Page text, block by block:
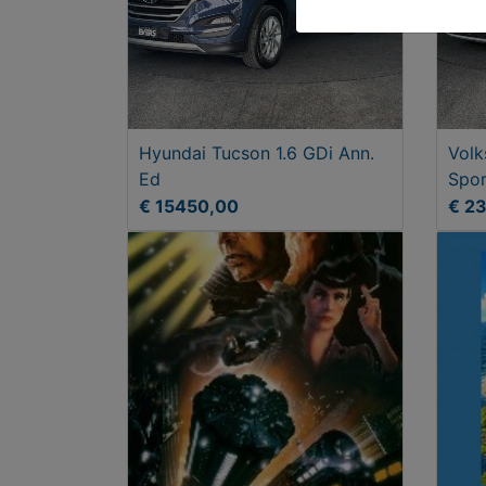
Hyundai Tucson 1.6 GDi Ann.
Ed
€ 15450,00
€